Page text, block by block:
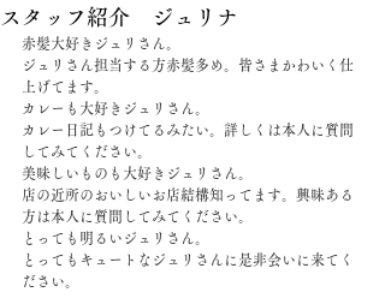
スタッフ紹介 ジュリナ
赤髪大好きジュリさん。
ジュリさん担当する方赤髪多め。皆さまかわいく仕
上げてます。
カレーも大好きジュリさん。
カレー日記もつけてるみたい。詳しくは本人に質問
してみてください。
美味しいものも大好きジュリさん。
店の近所のおいしいお店結構知ってます。興味ある
方は本人に質問してみてください。
とっても明るいジュリさん。
とってもキュートなジュリさんに是非会いに来てく
ださい。